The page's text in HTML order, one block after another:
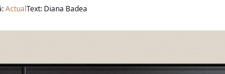
ActualText: Diana Badea